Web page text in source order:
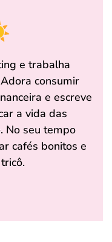
e trabalha
consumir
e escreve
a vida das
No seu tempo
cafés bonitos e